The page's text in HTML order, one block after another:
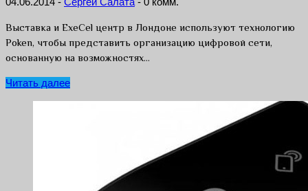
Выставка и ExeCel центр в Лондоне используют технологию
Poken, чтобы представить организацию цифровой сети,
основанную на возможностях…
Читать далее